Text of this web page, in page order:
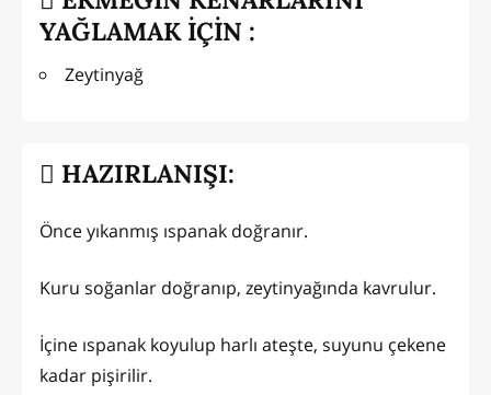
YAĞLAMAK İÇİN :
Zeytinyağ
HAZIRLANIŞI:
Önce yıkanmış ıspanak doğranır.
Kuru soğanlar doğranıp, zeytinyağında kavrulur.
İçine ıspanak koyulup harlı ateşte, suyunu çekene
kadar pişirilir.